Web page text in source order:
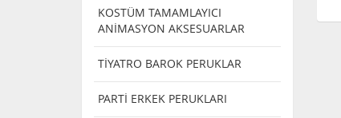
KOSTÜM TAMAMLAYICI
ANİMASYON AKSESUARLAR
TİYATRO BAROK PERUKLAR
PARTİ ERKEK PERUKLARI